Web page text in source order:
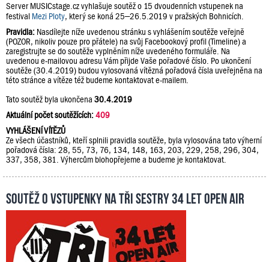
Server MUSICstage.cz vyhlašuje soutěž o 15 dvoudenních vstupenek na
festival Mezi Ploty, který se koná 25–26.5.2019 v pražských Bohnicích.
Pravidla: Nasdílejte níže uvedenou stránku s vyhlášením soutěže veřejně
(POZOR, nikoliv pouze pro přátele) na svůj Facebookový profil (Timeline) a
zaregistrujte se do soutěže vyplněním níže uvedeného formuláře. Na
uvedenou e-mailovou adresu Vám přijde Vaše pořadové číslo. Po ukončení
soutěže (30.4.2019) budou vylosovaná vítězná pořadová čísla uveřejněna na
této stránce a vítěze též budeme kontaktovat e-mailem.
Tato soutěž byla ukončena 30.4.2019
Aktuální počet soutěžících:409
VYHLÁŠENÍ VÍTĚZŮ
Ze všech účastníků, kteří splnili pravidla soutěže, byla vylosována tato výherní
pořadová čísla: 28, 55, 73, 76, 134, 148, 163, 203, 229, 258, 296, 304,
337, 358, 381. Výhercům blohopřejeme a budeme je kontaktovat.
Soutěž o vstupenky na Tři sestry 34 let Open Air